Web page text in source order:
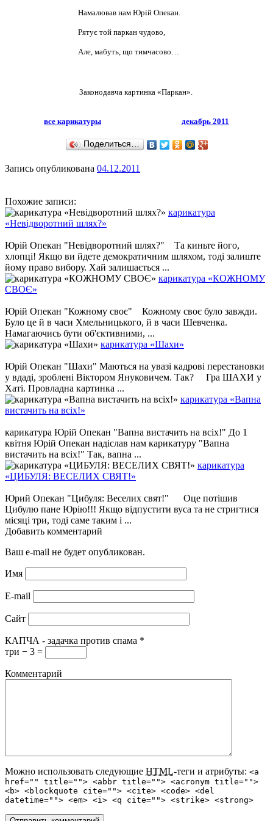
Намалював нам Юрій Опекан.
Рятує той паркан чудово,
Але, мабуть, що тимчасово…
Законодавча картинка «Паркан».
все карикатуры декабрь 2011
Поделиться…
Запись опубликована 04.12.2011
Похожие записи:
карикатура
«Невідворотний шлях?»
Юрій Опекан "Невідворотний шлях?" Та киньте його,
хлопці! Якщо ви йдете демократичним шляхом, тоді залиште
йому право вибору. Хай залишається ...
карикатура «КОЖНОМУ
СВОЄ»
Юрій Опекан "Кожному своє" Кожному своє було завжди.
Було це й в часи Хмельницького, й в часи Шевченка.
Намагаючись бути об'єктивними, ...
карикатура «Шахи»
Юрій Опекан "Шахи" Маються на увазі кадрові перестановки
у вдаді, зроблені Віктором Януковичем. Так? Гра ШАХИ у
Хаті. Провладна картинка ...
карикатура «Вапна
вистачить на всіх!»
карикатура Юрій Опекан "Вапна вистачить на всіх!" До 1
квітня Юрій Опекан надіслав нам карикатуру "Вапна
вистачить на всіх!" Так, вапна ...
карикатура
«ЦИБУЛЯ: ВЕСЕЛИХ СВЯТ!»
Юрий Опекан "Цибуля: Веселих свят!" Оце потішив
Цибулю пане Юрію!!! Якщо відпустити вуса та не стригтися
місяці три, тоді саме таким і ...
Добавить комментарий
Ваш e-mail не будет опубликован.
Имя
E-mail
Сайт
КАПЧА - задачка против спама *
три − 3 =
Комментарий
Можно использовать следующие HTML-теги и атрибуты: <a
href="" title=""> <abbr title=""> <acronym title="">
<b> <blockquote cite=""> <cite> <code> <del
datetime=""> <em> <i> <q cite=""> <strike> <strong>